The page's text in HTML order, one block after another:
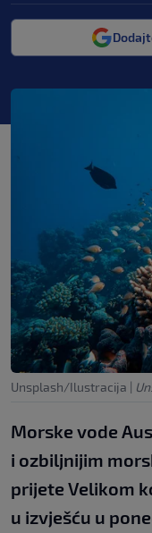
Unsplash/Ilustracija |
Morske vode
i ozbiljnijim
prijete Velikom
u izvješću u